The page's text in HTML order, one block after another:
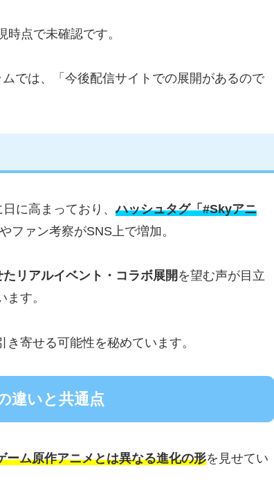
時点で未確認です。
では、「今後配信サイトでの展開があるので
に高まっており、ハッシュタグ「#Skyアニ
ファン考察がSNS上で増加。
リアルイベント・コラボ展開 を望む声が目立
ます。
寄せる可能性を秘めています。
違いと共通点
ーム原作アニメとは異なる進化の形を見せてい